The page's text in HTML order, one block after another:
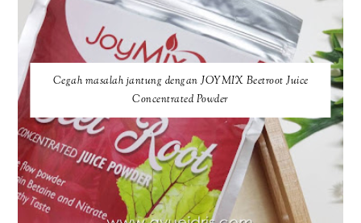
Cegah masalah jantung dengan JOYMIX Beetroot Juice
Concentrated Powder